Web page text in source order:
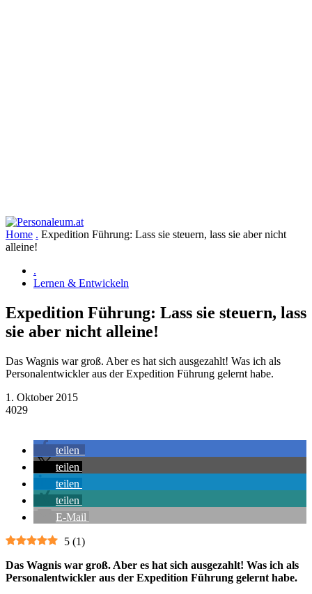
Home . Expedition Führung: Lass sie steuern, lass sie aber nicht
alleine!
.
Lernen & Entwickeln
Expedition Führung: Lass sie steuern, lass
sie aber nicht alleine!
Das Wagnis war groß. Aber es hat sich ausgezahlt! Was ich als
Personalentwickler aus der Expedition Führung gelernt habe.
1. Oktober 2015
4029
teilen
teilen
teilen
teilen
E-Mail
5 (1)
Das Wagnis war groß. Aber es hat sich ausgezahlt! Was ich als
Personalentwickler aus der Expedition Führung gelernt habe.